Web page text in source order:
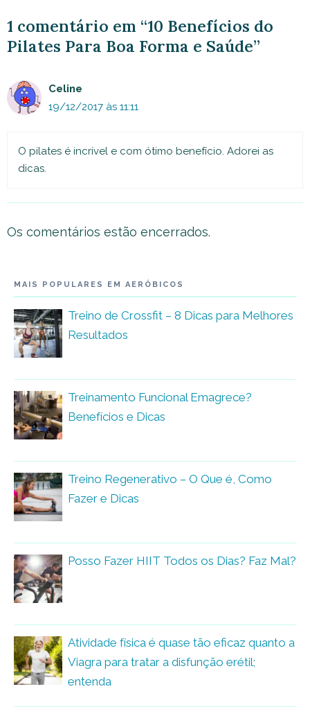
1 comentário em “10 Benefícios do
Pilates Para Boa Forma e Saúde”
Celine
19/12/2017 às 11:11
O pilates é incrível e com ótimo benefício. Adorei as
dicas.
Os comentários estão encerrados.
MAIS POPULARES EM AERÓBICOS
Treino de Crossfit – 8 Dicas para Melhores
Resultados
Treinamento Funcional Emagrece?
Benefícios e Dicas
Treino Regenerativo – O Que é, Como
Fazer e Dicas
Posso Fazer HIIT Todos os Dias? Faz Mal?
Atividade física é quase tão eficaz quanto a
Viagra para tratar a disfunção erétil;
entenda